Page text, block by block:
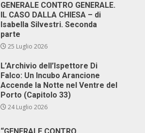
GENERALE CONTRO GENERALE.
IL CASO DALLA CHIESA – di
Isabella Silvestri. Seconda
parte
25 Luglio 2026
L’Archivio dell’Ispettore Di
Falco: Un Incubo Arancione
Accende la Notte nel Ventre del
Porto (Capitolo 33)
24 Luglio 2026